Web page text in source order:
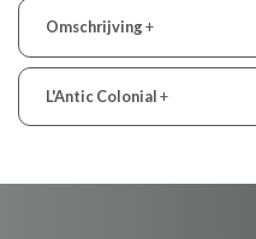
Omschrijving+
L'Antic Colonial+